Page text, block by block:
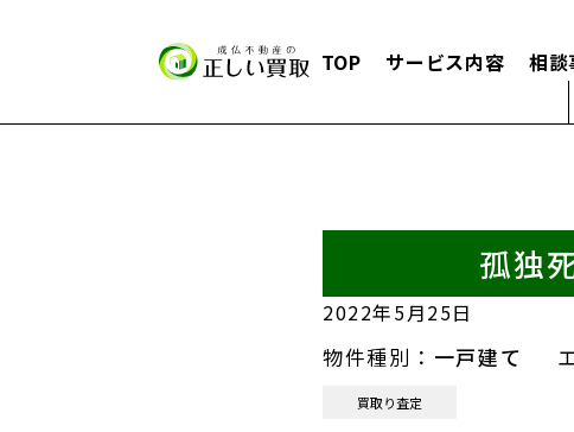
TOP サービス内容 相談
孤独
2022年5月25日
物件種別： 一戸建て
買取り査定